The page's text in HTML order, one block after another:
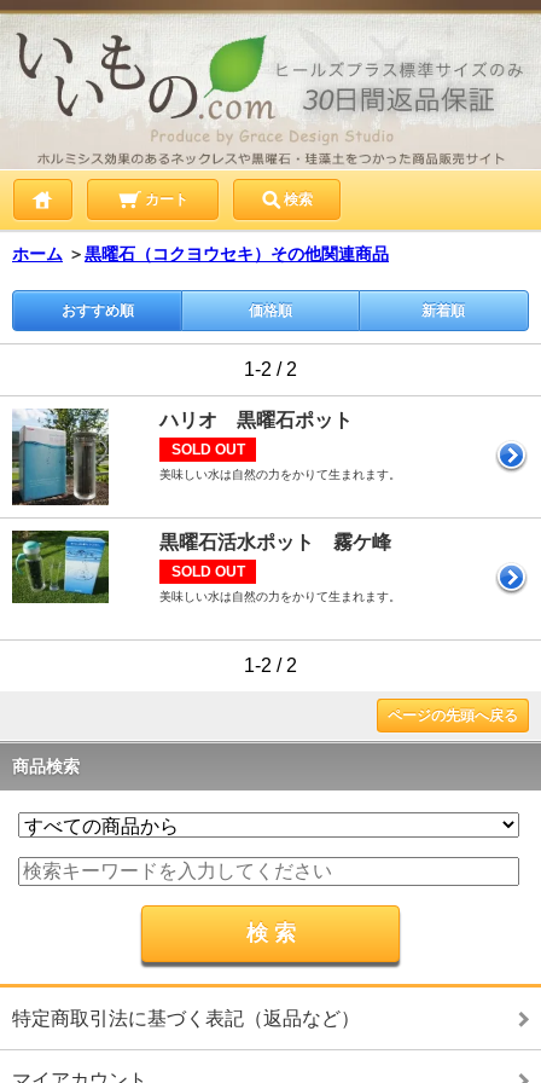
カート 検索
ホーム ＞黒曜石（コクヨウセキ）その他関連商品
おすすめ順 価格順 新着順
1-2 / 2
ハリオ 黒曜石ポット
SOLD OUT
美味しい水は自然の力をかりて生まれます。
黒曜石活水ポット 霧ケ峰
SOLD OUT
美味しい水は自然の力をかりて生まれます。
1-2 / 2
ページの先頭へ戻る
商品検索
特定商取引法に基づく表記（返品など）